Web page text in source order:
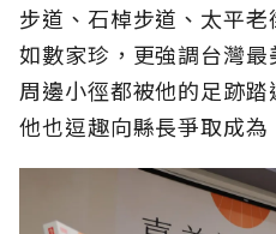
步道、石棹步道、太平
如數家珍，更強調台灣最
周邊小徑都被他的足跡
他也逗趣向縣長爭取成為